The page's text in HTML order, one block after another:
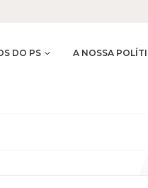
DO PS A NOSSA